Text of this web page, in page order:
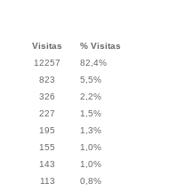
Visitas
% Visitas
12257
82,4%
823
5,5%
326
2,2%
227
1,5%
195
1,3%
155
1,0%
143
1,0%
113
0,8%